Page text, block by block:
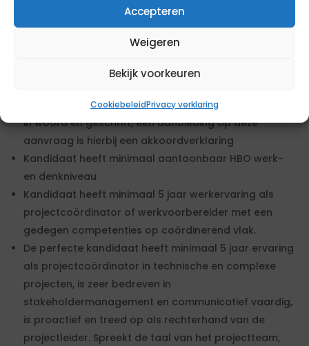
Accepteren
Weigeren
Bekijk voorkeuren
CookiebeleidPrivacy verklaring
aanmerking te komen, dien je te voldoen aan de
gestelde eisen. Daarnaast kun je extra punten
verdienen door tegemoet te komen aan de wensen.
Kandidaat dient de Nederlandse taal machtig te zijn
in woord en geschrift, een aanbieding op deze
aanvraag is hierbij een akkoordverklaring
Kandidaat heeft minimaal aantoonbaar HBO werk-
en denkniveau
Kandidaat heeft minimaal 5 jaar werkervaring als
projectcoördinator of werkvoorbereider met een
gedegen competenties op coördinerend vlak.
De perfecte kandidaat heeft minimaal 5 jaar ervaring
als projectcoördinator in technische en complexe
projecten, is zeer bedreven in
stakeholdermanagement en communicatief vaardig,
is proactief en treed op als rechterhand van de
projectleider. Spreekt de taal van het projectteam,